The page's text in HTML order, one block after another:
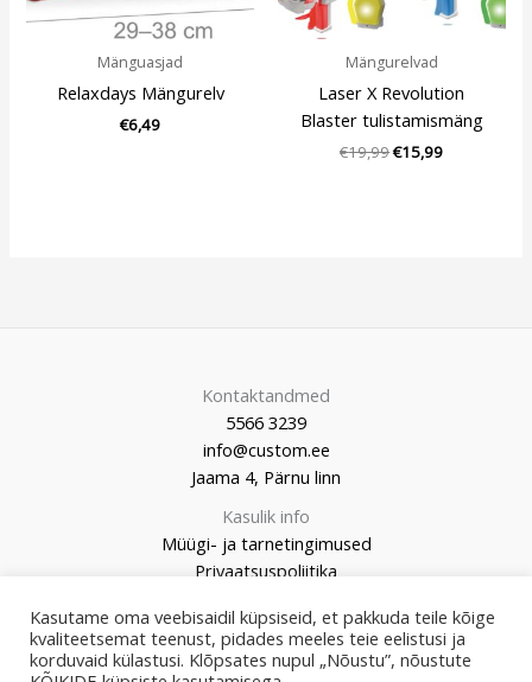
Mänguasjad
Relaxdays Mängurelv
€6,49
Mängurelvad
Laser X Revolution
Blaster tulistamismäng
€19,99€15,99
Kontaktandmed
5566 3239
info@custom.ee
Jaama 4, Pärnu linn
Kasulik info
Müügi- ja tarnetingimused
Privaatsuspoliitika
Kasutame oma veebisaidil küpsiseid, et pakkuda teile kõige
kvaliteetsemat teenust, pidades meeles teie eelistusi ja
korduvaid külastusi. Klõpsates nupul „Nõustu”, nõustute